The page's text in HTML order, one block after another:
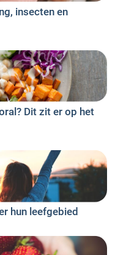
insecten en
Dit zit er op het
hun leefgebied